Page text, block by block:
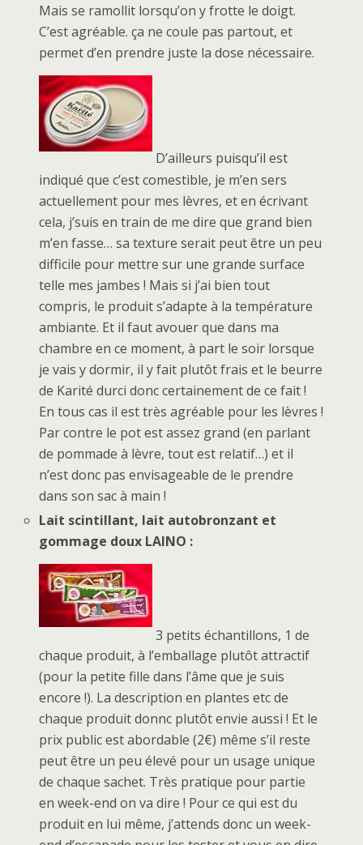
Mais se ramollit lorsqu’on y frotte le doigt.
C’est agréable. ça ne coule pas partout, et
permet d’en prendre juste la dose nécessaire.
D’ailleurs puisqu’il est
indiqué que c’est comestible, je m’en sers
actuellement pour mes lèvres, et en écrivant
cela, j’suis en train de me dire que grand bien
m’en fasse… sa texture serait peut être un peu
difficile pour mettre sur une grande surface
telle mes jambes ! Mais si j’ai bien tout
compris, le produit s’adapte à la température
ambiante. Et il faut avouer que dans ma
chambre en ce moment, à part le soir lorsque
je vais y dormir, il y fait plutôt frais et le beurre
de Karité durci donc certainement de ce fait !
En tous cas il est très agréable pour les lèvres !
Par contre le pot est assez grand (en parlant
de pommade à lèvre, tout est relatif…) et il
n’est donc pas envisageable de le prendre
dans son sac à main !
Lait scintillant, lait autobronzant et
gommage doux LAINO :
3 petits échantillons, 1 de
chaque produit, à l’emballage plutôt attractif
(pour la petite fille dans l’âme que je suis
encore !). La description en plantes etc de
chaque produit donnc plutôt envie aussi ! Et le
prix public est abordable (2€) même s’il reste
peut être un peu élevé pour un usage unique
de chaque sachet. Très pratique pour partie
en week-end on va dire ! Pour ce qui est du
produit en lui même, j’attends donc un week-